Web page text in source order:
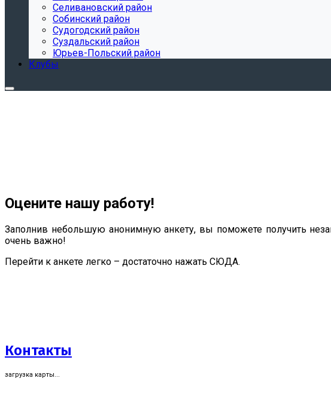
Селивановский район
Собинский район
Судогодский район
Суздальский район
Юрьев-Польский район
Клубы
Оцените нашу работу!
Заполнив небольшую анонимную анкету, вы поможете получить
очень важно!
Перейти к анкете легко – достаточно нажать СЮДА.
Контакты
загрузка карты...